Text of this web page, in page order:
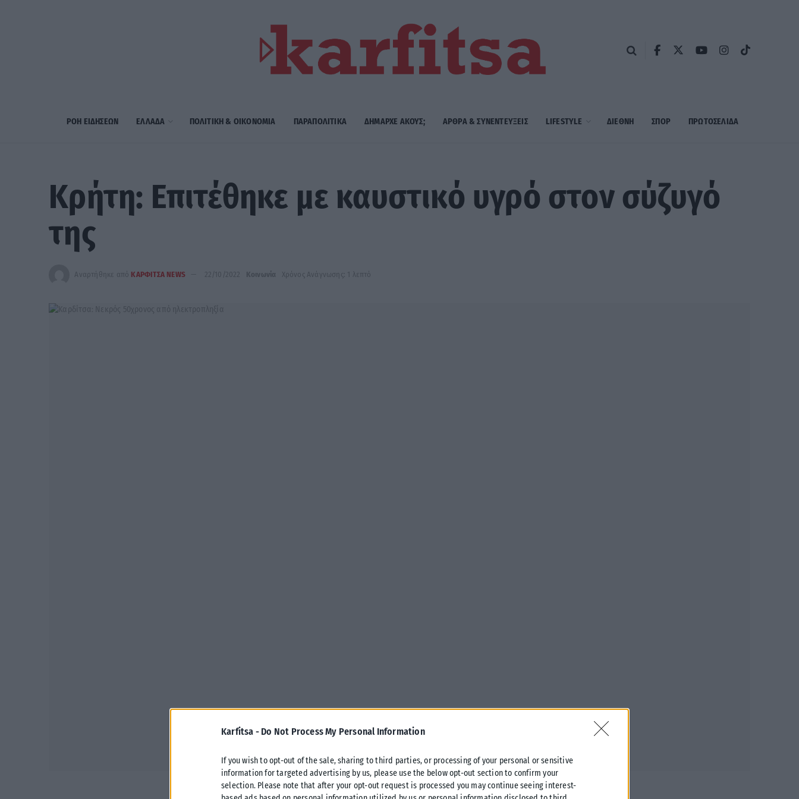
Karfitsa - Do Not Process My Personal Information
If you wish to opt-out of the sale, sharing to third parties, or processing of your personal or sensitive
information for targeted advertising by us, please use the below opt-out section to confirm your
selection. Please note that after your opt-out request is processed you may continue seeing interest-
ΡΟΗ ΕΙΔΗΣΕΩΝ ΕΛΛΑΔΑ ΠΟΛΙΤΙΚΗ & ΟΙΚΟΝΟΜΙΑ ΠΑΡΑΠΟΛΙΤΙΚΑ ΔΗΜΑΡΧE ΑΚΟΥΣ; ΑΡΘΡΑ & ΣΥΝΕΝΤΕΥΞΕΙΣ LIFESTYLE ΔΙΕΘΝΗ ΣΠΟΡ ΠΡΩΤΟΣΈΛΙΔΑ
Κρήτη: Επιτέθηκε με καυστικό υγρό στον σύζυγό
της
Αναρτήθηκε από ΚΑΡΦΙΤΣΑ NEWS 22/10/2022 Κοινωνία Χρόνος Ανάγνωσης: 1 λεπτό